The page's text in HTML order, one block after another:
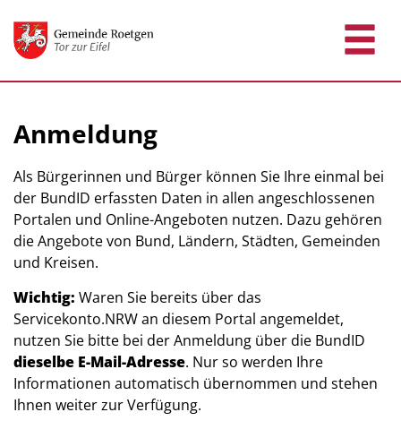
Zum Hauptinhalt springen
Anmeldung
Als Bürgerinnen und Bürger können Sie Ihre einmal bei
der BundID erfassten Daten in allen angeschlossenen
Portalen und Online-Angeboten nutzen. Dazu gehören
die Angebote von Bund, Ländern, Städten, Gemeinden
und Kreisen.
Wichtig: Waren Sie bereits über das
Servicekonto.NRW an diesem Portal angemeldet,
nutzen Sie bitte bei der Anmeldung über die BundID
dieselbe E-Mail-Adresse. Nur so werden Ihre
Informationen automatisch übernommen und stehen
Ihnen weiter zur Verfügung.